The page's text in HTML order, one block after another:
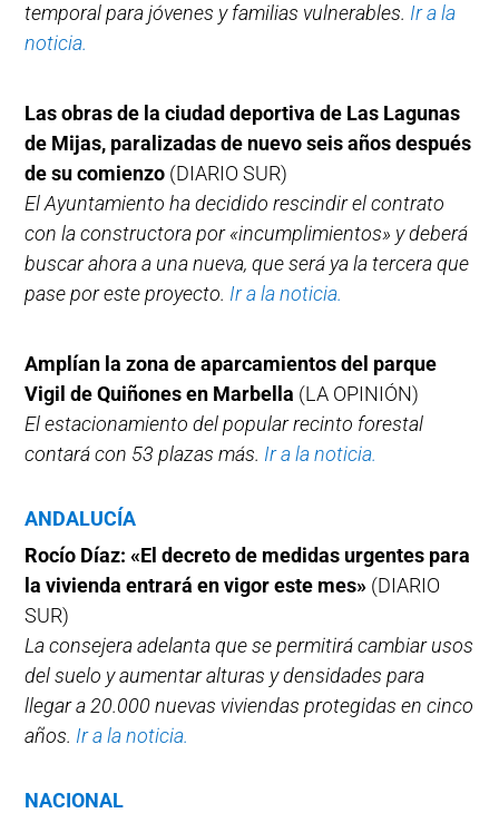
temporal para jóvenes y familias vulnerables. Ir a la
noticia.
Las obras de la ciudad deportiva de Las Lagunas
de Mijas, paralizadas de nuevo seis años después
de su comienzo (DIARIO SUR)
El Ayuntamiento ha decidido rescindir el contrato
con la constructora por «incumplimientos» y deberá
buscar ahora a una nueva, que será ya la tercera que
pase por este proyecto. Ir a la noticia.
Amplían la zona de aparcamientos del parque
Vigil de Quiñones en Marbella (LA OPINIÓN)
El estacionamiento del popular recinto forestal
contará con 53 plazas más. Ir a la noticia.
ANDALUCÍA
Rocío Díaz: «El decreto de medidas urgentes para
la vivienda entrará en vigor este mes» (DIARIO
SUR)
La consejera adelanta que se permitirá cambiar usos
del suelo y aumentar alturas y densidades para
llegar a 20.000 nuevas viviendas protegidas en cinco
años. Ir a la noticia.
NACIONAL